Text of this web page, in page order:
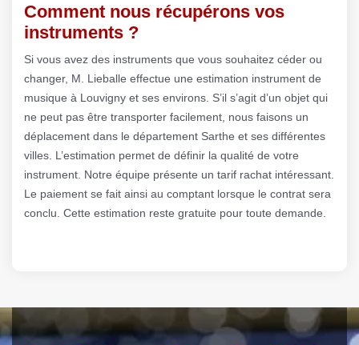
Comment nous récupérons vos
instruments ?
Si vous avez des instruments que vous souhaitez céder ou
changer, M. Lieballe effectue une estimation instrument de
musique à Louvigny et ses environs. S’il s’agit d’un objet qui
ne peut pas être transporter facilement, nous faisons un
déplacement dans le département Sarthe et ses différentes
villes. L’estimation permet de définir la qualité de votre
instrument. Notre équipe présente un tarif rachat intéressant.
Le paiement se fait ainsi au comptant lorsque le contrat sera
conclu. Cette estimation reste gratuite pour toute demande.